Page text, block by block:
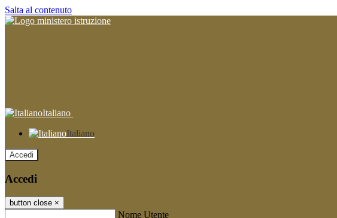
Salta al contenuto
Italiano
Italiano
Accedi
Accedi
button close ×
Nome Utente